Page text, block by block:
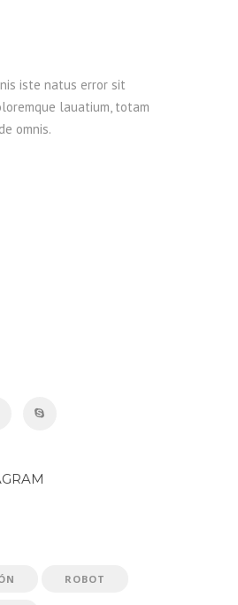
iste natus error sit
lauatium, totam
omnis.
ROBOT